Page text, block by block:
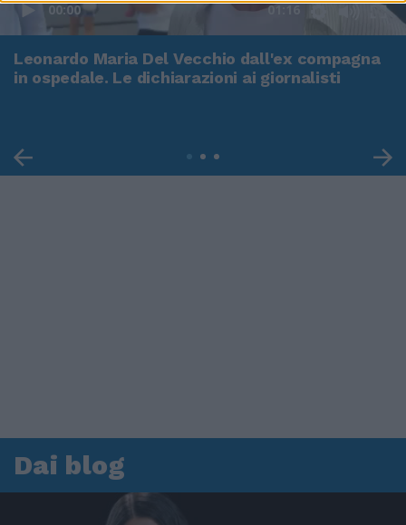
00:00 01:16
Leonardo Maria Del Vecchio dall'ex compagna
in ospedale. Le dichiarazioni ai giornalisti
Dai blog